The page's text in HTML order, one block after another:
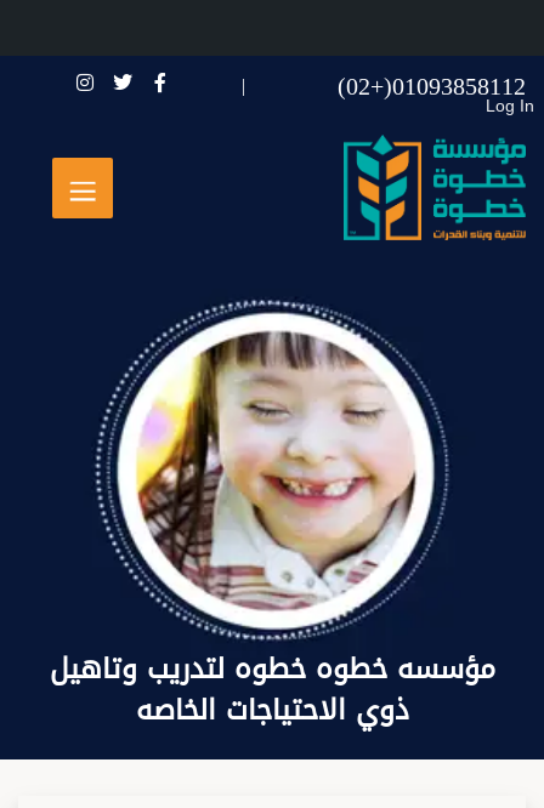
01093858112(+02)
مؤسسه خطوه خطوه لتدريب وتاهيل
ذوي الاحتياجات الخاصه
Log In